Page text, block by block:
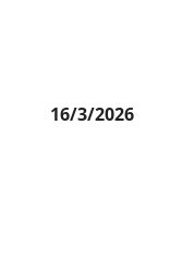
16/3/2026